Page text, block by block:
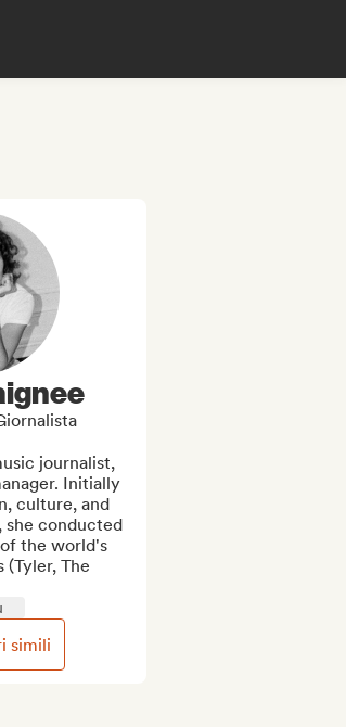
journalist,
Initially
culture, and
she conducted
the world's
The
simili